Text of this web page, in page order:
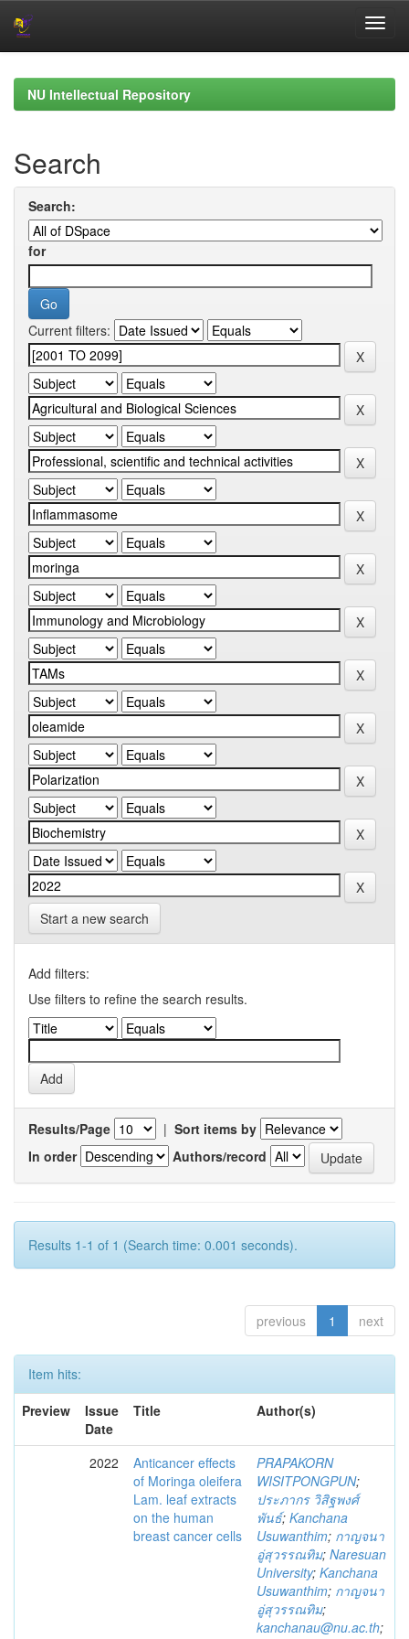
navigationNU Intellectual Repository
Search
Search:
for
Current filters:
Start a new search
Add filters:
Use filters to refine the search results.
Results/Page | Sort items by
In order
Authors/record
Results 1-1 of 1 (Search time: 0.001 seconds).
previous 1 next
Item hits:
Preview
Issue
Date
Title Author(s)
2022
Anticancer effects
of Moringa oleifera
Lam. leaf extracts
on the human
breast cancer cells
PRAPAKORN
WISITPONGPUN;
ประภากร วิสิฐพงศ์
พันธ์; Kanchana
Usuwanthim; กาญจนา
อู่สุวรรณทิม; Naresuan
University; Kanchana
Usuwanthim; กาญจนา
อู่สุวรรณทิม;
kanchanau@nu.ac.th;